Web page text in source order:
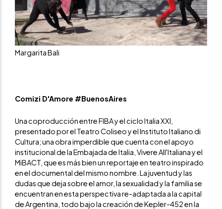
Margarita Bali
Comizi D'Amore #BuenosAires
Una coproducción entre FIBA y el ciclo Italia XXI,
presentado por el Teatro Coliseo y el Instituto Italiano di
Cultura; una obra imperdible que cuenta con el apoyo
institucional de la Embajada de Italia, Vivere All'Italiana y el
MiBACT, que es más bien un reportaje en teatro inspirado
en el documental del mismo nombre. La juventud y las
dudas que deja sobre el amor, la sexualidad y la familia se
encuentran en esta perspectiva re-adaptada a la capital
de Argentina, todo bajo la creación de Kepler-452 en la